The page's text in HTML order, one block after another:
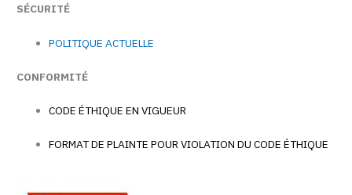
SÉCURITÉ
POLITIQUE ACTUELLE
CONFORMITÉ
CODE ÉTHIQUE EN VIGUEUR
FORMAT DE PLAINTE POUR VIOLATION DU CODE ÉTHIQUE